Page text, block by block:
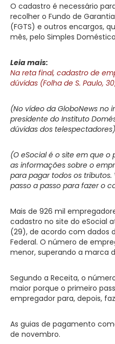
O cadastro é necessário
recolher o Fundo de
(FGTS) e outros encargos,
mês, pelo Simples
Leia mais:
Na reta final, cadastro de
dúvidas (Folha de S. Paulo,
(No vídeo da GloboNews no
presidente do Instituto
dúvidas dos
(O eSocial é o site em que
as informações sobre o
para pagar todos os
passo a passo para fazer o
Mais de 926 mil
cadastro no site do eSocial
(29), de acordo com dados
Federal. O número de
menor, superando a marca
Segundo a Receita, o
maior porque o primeiro
empregador para, depois,
As guias de pagamento
de novembro.